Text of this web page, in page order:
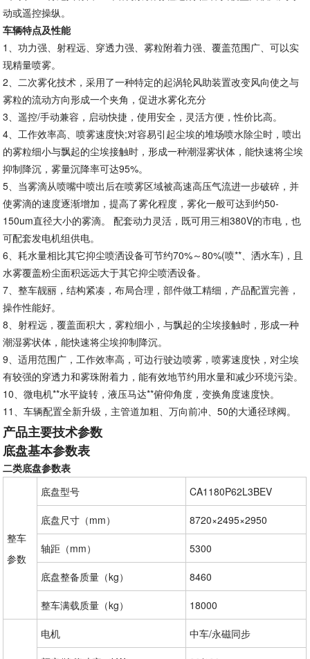
动或遥控操纵。
车辆特点及性能
1、功力强、射程远、穿透力强、雾粒附着力强、覆盖范围广、可以实
现精量喷雾。
2、二次雾化技术，采用了一种特定的起涡轮风助装置改变风向使之与
雾粒的流动方向形成一个夹角，促进水雾化充分
3、遥控/手动兼容，启动快捷，使用安全，灵活方便，性价比高。
4、工作效率高、喷雾速度快;对容易引起尘埃的堆场喷水除尘时，喷出
的雾粒细小与飘起的尘埃接触时，形成一种潮湿雾状体，能快速将尘埃
抑制降沉，雾量沉降率可达95%。
5、当雾滴从喷嘴中喷出后在喷雾区域被高速高压气流进一步破碎，并
使雾滴的速度逐渐增加，提高了雾化程度，雾化一般可达到约50-
150um直径大小的雾滴。 配套动力灵活，既可用三相380V的市电，也
可配套发电机组供电。
6、耗水量相比其它抑尘喷洒设备可节约70%～80%(喷**、洒水车)，且
水雾覆盖粉尘面积远远大于其它抑尘喷洒设备。
7、整车靓丽，结构紧凑，布局合理，部件做工精细，产品配置完善，
操作性能好。
8、射程远，覆盖面积大，雾粒细小，与飘起的尘埃接触时，形成一种
潮湿雾状体，能快速将尘埃抑制降沉。
9、适用范围广，工作效率高，可边行驶边喷雾，喷雾速度快，对尘埃
有较强的穿透力和雾珠附着力，能有效地节约用水量和减少环境污染。
10、微电机**水平旋转，液压马达**俯仰角度，变换角度速度快。
11、车辆配置全新升级，主管道加粗、万向前冲、50的大通径球阀。
产品主要技术参数
底盘基本参数表
二类底盘参数表
整车
参数
底盘型号 CA1180P62L3BEV
底盘尺寸（mm） 8720×2495×2950
轴距（mm） 5300
底盘整备质量（kg） 8460
整车满载质量（kg） 18000
电机 中车/永磁同步